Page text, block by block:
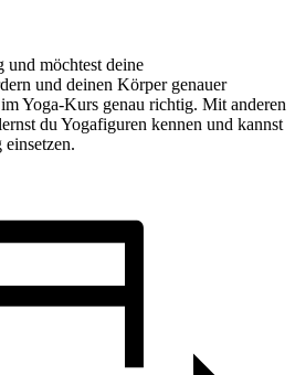
und möchtest deine
und deinen Körper genauer
Yoga-Kurs genau richtig. Mit anderen
du Yogafiguren kennen und kannst